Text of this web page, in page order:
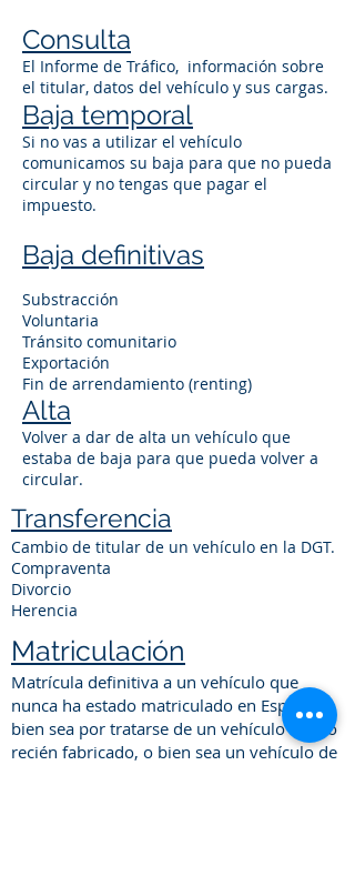
Consulta
El Informe de Tráfico, información sobre
el titular, datos del vehículo y sus cargas.
Baja temporal
Si no vas a utilizar el vehículo
comunicamos su baja para que no pueda
circular y no tengas que pagar el
impuesto.
Baja definitivas
Substracción
Voluntaria
Tránsito comunitario
Exportación
Fin de arrendamiento (renting)
Alta
Volver a dar de alta un vehículo que
estaba de baja para que pueda volver a
circular.
Transferencia
Cambio de titular de un vehículo en la DGT.
Compraventa
Divorcio
Herencia
Matriculación
Matrícula definitiva a un vehículo que
nunca ha estado matriculado en España,
bien sea por tratarse de un vehículo nuevo
recién fabricado, o bien sea un vehículo de